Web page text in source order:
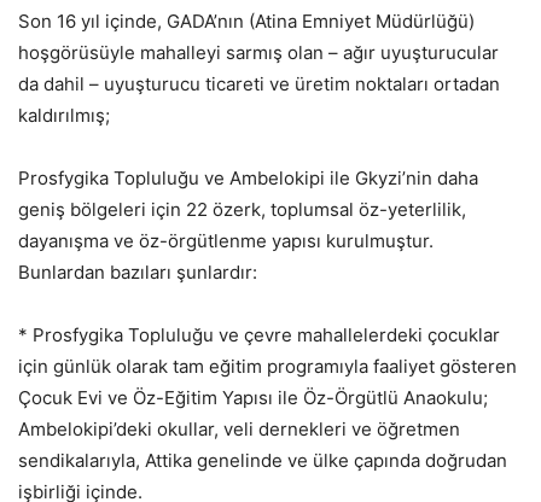
Son 16 yıl içinde, GADA’nın (Atina Emniyet Müdürlüğü)
hoşgörüsüyle mahalleyi sarmış olan – ağır uyuşturucular
da dahil – uyuşturucu ticareti ve üretim noktaları ortadan
kaldırılmış;
Prosfygika Topluluğu ve Ambelokipi ile Gkyzi’nin daha
geniş bölgeleri için 22 özerk, toplumsal öz-yeterlilik,
dayanışma ve öz-örgütlenme yapısı kurulmuştur.
Bunlardan bazıları şunlardır:
* Prosfygika Topluluğu ve çevre mahallelerdeki çocuklar
için günlük olarak tam eğitim programıyla faaliyet gösteren
Çocuk Evi ve Öz-Eğitim Yapısı ile Öz-Örgütlü Anaokulu;
Ambelokipi’deki okullar, veli dernekleri ve öğretmen
sendikalarıyla, Attika genelinde ve ülke çapında doğrudan
işbirliği içinde.